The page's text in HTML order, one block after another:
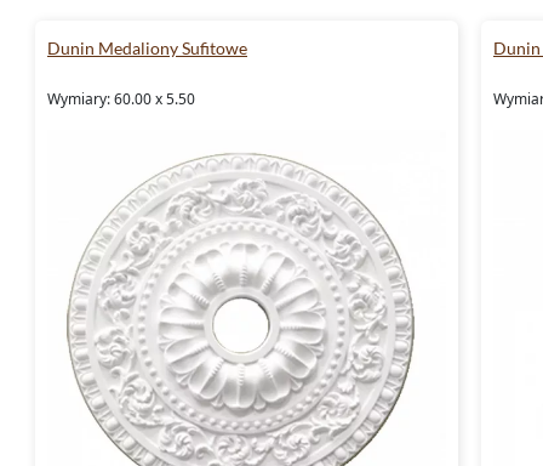
Dunin Medaliony Sufitowe
Wymiary: 60.00 x 5.50